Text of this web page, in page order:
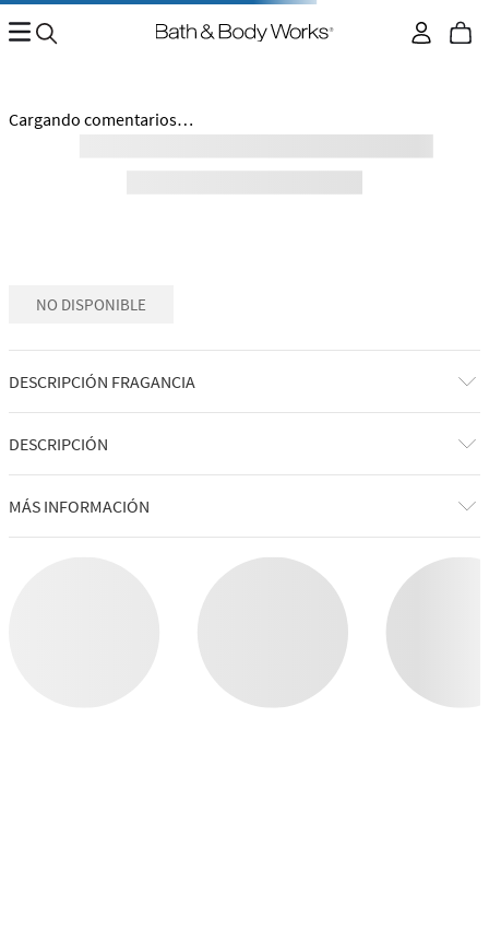
Cargando comentarios…
NO DISPONIBLE
DESCRIPCIÓN FRAGANCIA
DESCRIPCIÓN
MÁS INFORMACIÓN